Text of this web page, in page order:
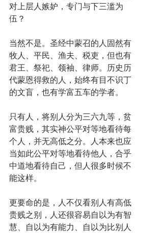
对上层人嫉妒，专门与下三滥为
伍？
当然不是。圣经中蒙召的人固然有
牧人、平民、渔夫、税吏，但也有
君王、祭祀、领袖、律师。历史历
代蒙恩得救的人，始终有目不识丁
的文盲，也有学富五车的学者。
只有人，将别人分为三六九等，贫
富贵贱，其实神公平对等地看待每
个人，并无高低之分。人本来也应
当如此公平对等地看待他人，合乎
中道地看待自己，但人很多时候不
能这样。
更要命的是，人不仅看别人有高低
贵贱之别，人还很容易自以为有智
慧、自以为有能力、自以为比别人